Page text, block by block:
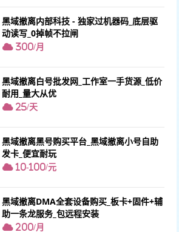
黑域撤离内部科技 - 独家过机器码_底层驱
动读写_0掉帧不拉闸
300/月
黑域撤离白号批发网_工作室一手货源_低价
耐用_量大从优
25/天
黑域撤离黑号购买平台_黑域撤离小号自助
发卡_便宜耐玩
10-100/元
黑域撤离DMA全套设备购买_板卡+固件+辅
助一条龙服务_包远程安装
200/月